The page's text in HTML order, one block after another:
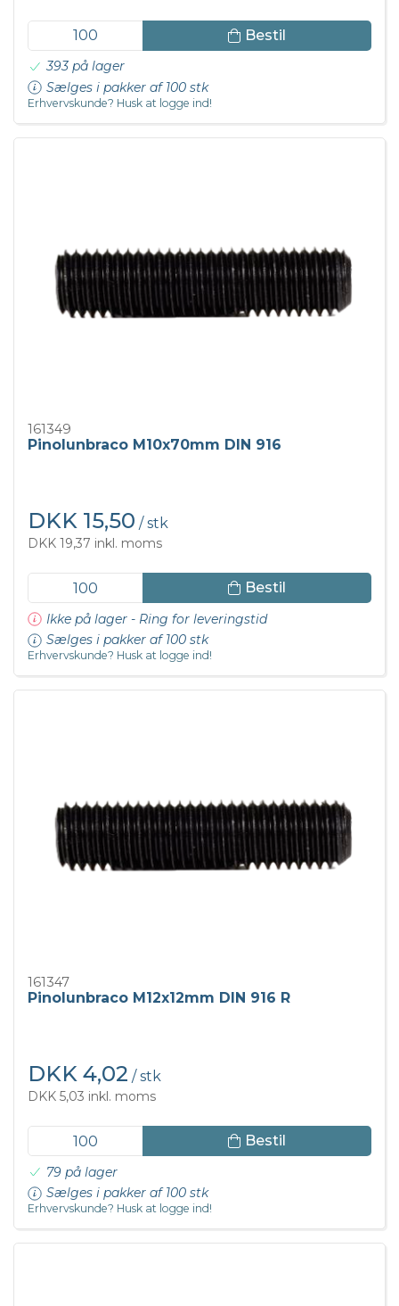
Bestil
393 på lager
Sælges i pakker af 100 stk
Erhvervskunde? Husk at logge ind!
161349
Pinolunbraco M10x70mm DIN 916
DKK 15,50 / stk
DKK 19,37 inkl. moms
Bestil
Ikke på lager - Ring for leveringstid
Sælges i pakker af 100 stk
Erhvervskunde? Husk at logge ind!
161347
Pinolunbraco M12x12mm DIN 916 R
DKK 4,02 / stk
DKK 5,03 inkl. moms
Bestil
79 på lager
Sælges i pakker af 100 stk
Erhvervskunde? Husk at logge ind!